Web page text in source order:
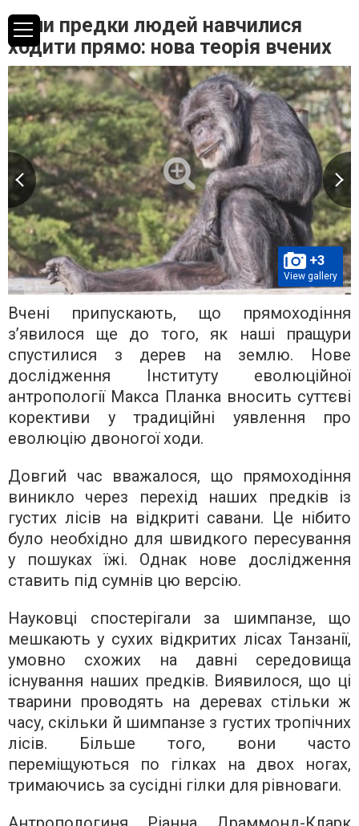
Коли предки людей навчилися
ходити прямо: нова теорія вчених
+3
View gallery
Вчені припускають, що прямоходіння
з’явилося ще до того, як наші пращури
спустилися з дерев на землю. Нове
дослідження Інституту еволюційної
антропології Макса Планка вносить суттєві
корективи у традиційні уявлення про
еволюцію двоногої ходи.
Довгий час вважалося, що прямоходіння
виникло через перехід наших предків із
густих лісів на відкриті савани. Це нібито
було необхідно для швидкого пересування
у пошуках їжі. Однак нове дослідження
ставить під сумнів цю версію.
Науковці спостерігали за шимпанзе, що
мешкають у сухих відкритих лісах Танзанії,
умовно схожих на давні середовища
існування наших предків. Виявилося, що ці
тварини проводять на деревах стільки ж
часу, скільки й шимпанзе з густих тропічних
лісів. Більше того, вони часто
переміщуються по гілках на двох ногах,
тримаючись за сусідні гілки для рівноваги.